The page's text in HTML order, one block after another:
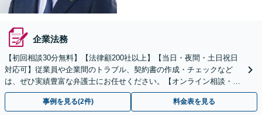
企業法務
【初回相談30分無料】【法律顧200社以上】【当日・夜間・土日祝日
対応可】従業員や企業間のトラブル、契約書の作成・チェックなど
は、ぜひ実績豊富な弁護士にお任せください。【オンライン相談・電
子契約に対応】
事例を見る(2件) 料金表を見る